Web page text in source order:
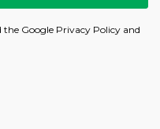
the Google Privacy Policy and